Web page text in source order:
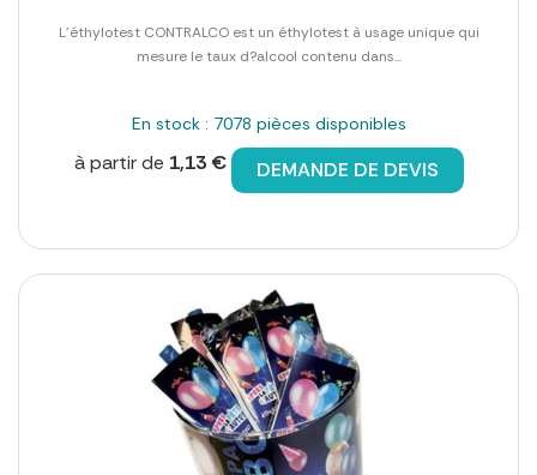
L'éthylotest CONTRALCO est un éthylotest à usage unique qui
mesure le taux d?alcool contenu dans...
En stock : 7078 pièces disponibles
à partir de 1,13 € DEMANDE DE DEVIS